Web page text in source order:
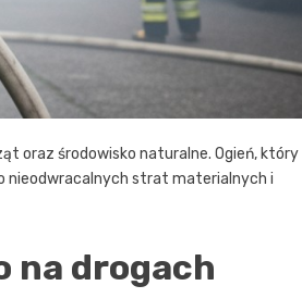
oraz środowisko naturalne. Ogień, który
nieodwracalnych strat materialnych i
na drogach